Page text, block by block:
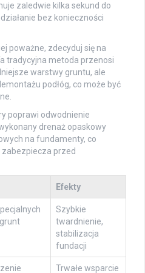
zaledwie kilka sekund do
bez konieczności
poważne, zdecyduj się na
tradycyjna metoda przenosi
warstwy gruntu, ale
podłóg, co może być
poprawi odwodnienie
drenaż opaskowy
na fundamenty, co
przed
Efekty
Szybkie
twardnienie,
stabilizacja
fundacji
Trwałe wsparcie